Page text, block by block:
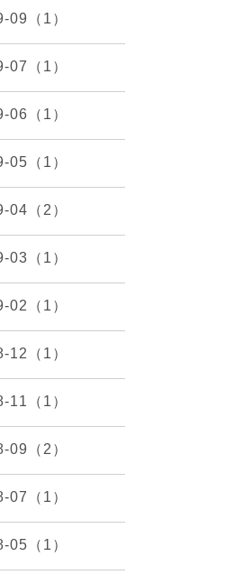
09（1）
07（1）
06（1）
05（1）
04（2）
03（1）
02（1）
12（1）
11（1）
09（2）
07（1）
05（1）